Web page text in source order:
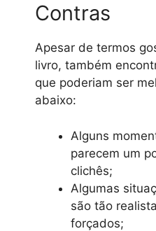
Contras
Apesar de termos
livro, também
que poderiam ser
abaixo:
Alguns
parecem um
clichês;
Algumas
são tão
forçados;